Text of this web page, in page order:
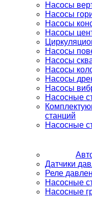
Насосы
Насосы
Насосы
Насосы
Насосы
Насосы
Насосы
Насосы
Насосы
Насосные
станций
Насосные
Датчики
Реле
Насосные
Насосные